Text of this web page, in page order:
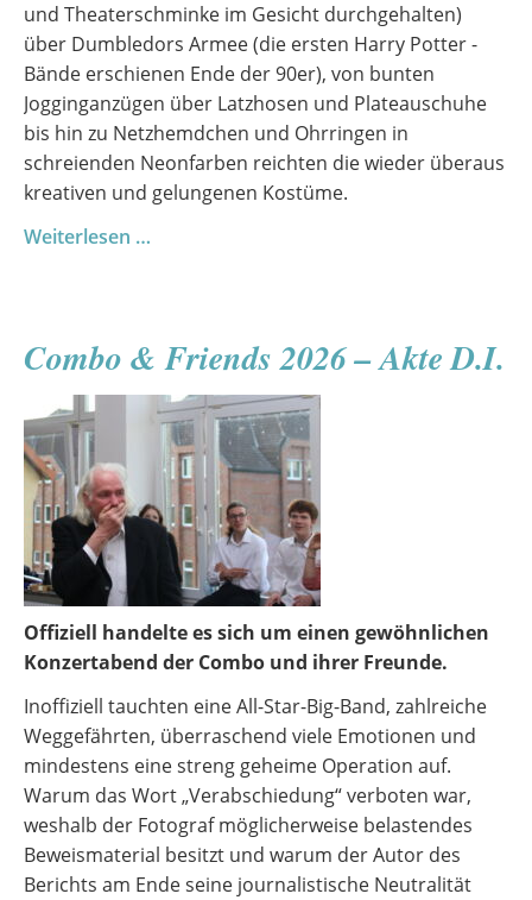
und Theaterschminke im Gesicht durchgehalten)
über Dumbledors Armee (die ersten Harry Potter -
Bände erschienen Ende der 90er), von bunten
Jogginganzügen über Latzhosen und Plateauschuhe
bis hin zu Netzhemdchen und Ohrringen in
schreienden Neonfarben reichten die wieder überaus
kreativen und gelungenen Kostüme.
Weiterlesen …
Combo & Friends 2026 – Akte D.I.
Offiziell handelte es sich um einen gewöhnlichen
Konzertabend der Combo und ihrer Freunde.
Inoffiziell tauchten eine All-Star-Big-Band, zahlreiche
Weggefährten, überraschend viele Emotionen und
mindestens eine streng geheime Operation auf.
Warum das Wort „Verabschiedung“ verboten war,
weshalb der Fotograf möglicherweise belastendes
Beweismaterial besitzt und warum der Autor des
Berichts am Ende seine journalistische Neutralität